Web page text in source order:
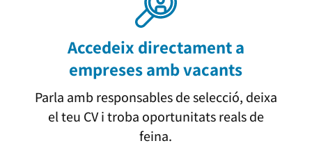
Accedeix directament a
empreses amb vacants
Parla amb responsables de selecció, deixa
el teu CV i troba oportunitats reals de
feina.